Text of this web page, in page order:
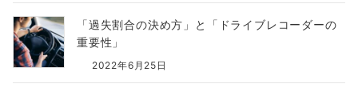
「過失割合の決め方」と「ドライブレコーダーの
重要性」
2022年6月25日